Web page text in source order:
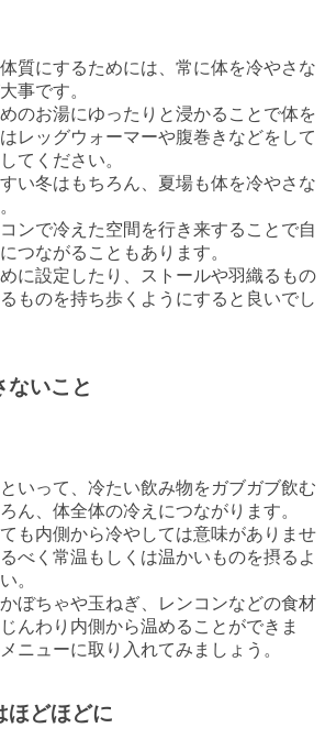
質にするためには、常に体を冷やさな
事です。
のお湯にゆったりと浸かることで体を
レッグウォーマーや腹巻きなどをして
てください。
い冬はもちろん、夏場も体を冷やさな
ンで冷えた空間を行き来することで自
つながることもあります。
に設定したり、ストールや羽織るもの
ものを持ち歩くようにすると良いでし
ないこと
いって、冷たい飲み物をガブガブ飲む
ん、体全体の冷えにつながります。
も内側から冷やしては意味がありませ
べく常温もしくは温かいものを摂るよ
。
ぼちゃや玉ねぎ、レンコンなどの食材
んわり内側から温めることができま
ニューに取り入れてみましょう。
ほどほどに